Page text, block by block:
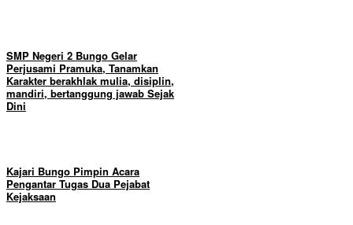
SMP Negeri 2 Bungo Gelar
Perjusami Pramuka, Tanamkan
Karakter berakhlak mulia, disiplin,
mandiri, bertanggung jawab Sejak
Dini
Kajari Bungo Pimpin Acara
Pengantar Tugas Dua Pejabat
Kejaksaan